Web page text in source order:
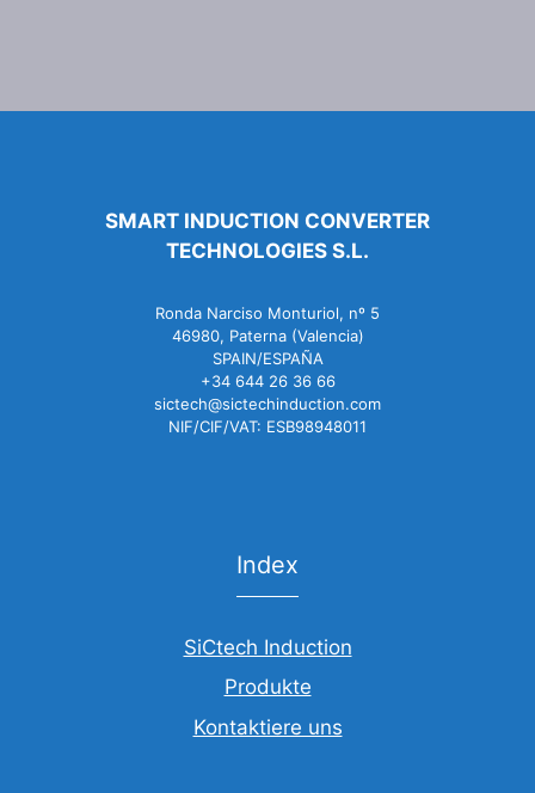
SMART INDUCTION CONVERTER
TECHNOLOGIES S.L.
Ronda Narciso Monturiol, nº 5
46980, Paterna (Valencia)
SPAIN/ESPAÑA
+34 644 26 36 66
sictech@sictechinduction.com
NIF/CIF/VAT: ESB98948011
Index
SiCtech Induction
Produkte
Kontaktiere uns